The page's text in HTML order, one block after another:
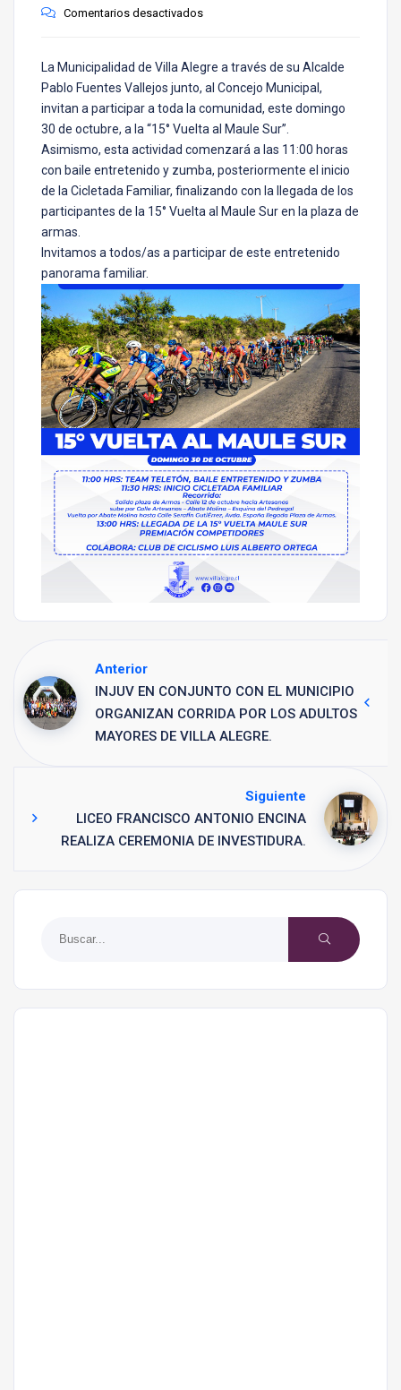
Comentarios desactivados
La Municipalidad de Villa Alegre a través de su Alcalde
Pablo Fuentes Vallejos junto, al Concejo Municipal,
invitan a participar a toda la comunidad, este domingo
30 de octubre, a la “15° Vuelta al Maule Sur”.
Asimismo, esta actividad comenzará a las 11:00 horas
con baile entretenido y zumba, posteriormente el inicio
de la Cicletada Familiar, finalizando con la llegada de los
participantes de la 15° Vuelta al Maule Sur en la plaza de
armas.
Invitamos a todos/as a participar de este entretenido
panorama familiar.
Anterior
INJUV EN CONJUNTO CON EL MUNICIPIO
ORGANIZAN CORRIDA POR LOS ADULTOS
MAYORES DE VILLA ALEGRE.
Siguiente
LICEO FRANCISCO ANTONIO ENCINA
REALIZA CEREMONIA DE INVESTIDURA.